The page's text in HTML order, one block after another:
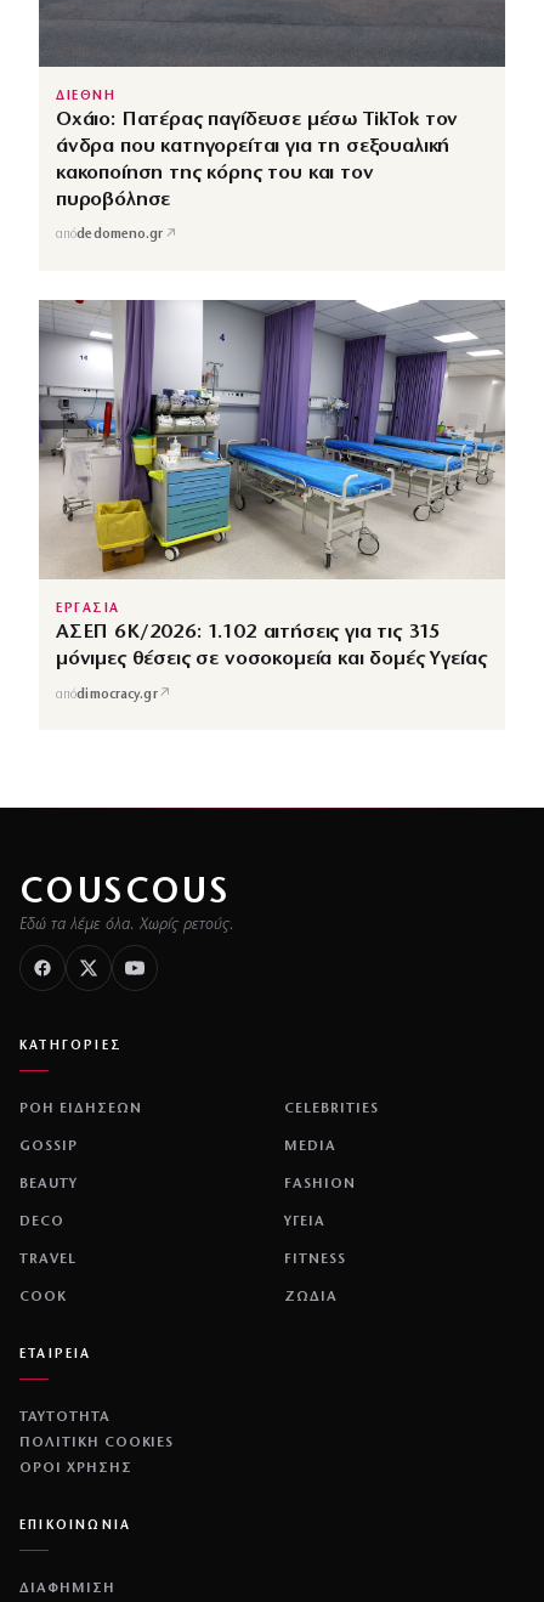
ΔΙΕΘΝΗ
Οχάιο: Πατέρας παγίδευσε μέσω TikTok τον
άνδρα που κατηγορείται για τη σεξουαλική
κακοποίηση της κόρης του και τον
πυροβόλησε
απόdedomeno.gr ↗
ΕΡΓΑΣΙΑ
ΑΣΕΠ 6Κ/2026: 1.102 αιτήσεις για τις 315
μόνιμες θέσεις σε νοσοκομεία και δομές Υγείας
απόdimocracy.gr↗
COUSCOUS
Εδώ τα λέμε όλα. Χωρίς ρετούς.
ΚΑΤΗΓΟΡΙΕΣ
ΡΟΗ ΕΙΔΗΣΕΩΝ CELEBRITIES
GOSSIP MEDIA
BEAUTY FASHION
DECO ΥΓΕΙΑ
TRAVEL FITNESS
COOK ΖΩΔΙΑ
ΕΤΑΙΡΕΙΑ
ΤΑΥΤΟΤΗΤΑ
ΠΟΛΙΤΙΚΉ COOKIES
ΌΡΟΙ ΧΡΉΣΗΣ
ΕΠΙΚΟΙΝΩΝΙΑ
ΔΙΑΦΗΜΙΣΗ